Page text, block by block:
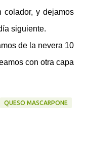
colador, y dejamos
siguiente.
de la nevera 10
con otra capa
QUESO MASCARPONE